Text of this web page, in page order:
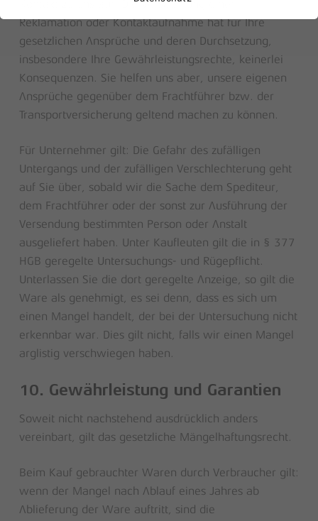
Kontakt zu uns auf. Die Versäumung einer
Reklamation oder Kontaktaufnahme hat für Ihre
gesetzlichen Ansprüche und deren Durchsetzung,
insbesondere Ihre Gewährleistungsrechte, keinerlei
Konsequenzen. Sie helfen uns aber, unsere eigenen
Ansprüche gegenüber dem Frachtführer bzw. der
Transportversicherung geltend machen zu können.
Für Unternehmer gilt: Die Gefahr des zufälligen
Untergangs und der zufälligen Verschlechterung geht
auf Sie über, sobald wir die Sache dem Spediteur,
dem Frachtführer oder der sonst zur Ausführung der
Versendung bestimmten Person oder Anstalt
ausgeliefert haben. Unter Kaufleuten gilt die in § 377
HGB geregelte Untersuchungs- und Rügepflicht.
Unterlassen Sie die dort geregelte Anzeige, so gilt die
Ware als genehmigt, es sei denn, dass es sich um
einen Mangel handelt, der bei der Untersuchung nicht
erkennbar war. Dies gilt nicht, falls wir einen Mangel
arglistig verschwiegen haben.
10. Gewährleistung und Garantien
Soweit nicht nachstehend ausdrücklich anders
vereinbart, gilt das gesetzliche Mängelhaftungsrecht.
Beim Kauf gebrauchter Waren durch Verbraucher gilt:
wenn der Mangel nach Ablauf eines Jahres ab
Ablieferung der Ware auftritt, sind die